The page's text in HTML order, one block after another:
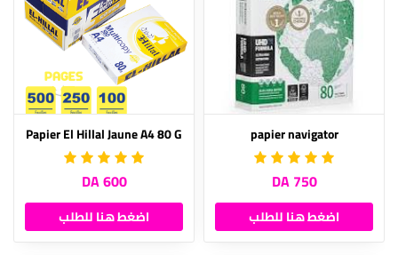
papier navigator
750 DA
اضغط هنا للطلب
Papier El Hillal Jaune A4 80 G
600 DA
اضغط هنا للطلب